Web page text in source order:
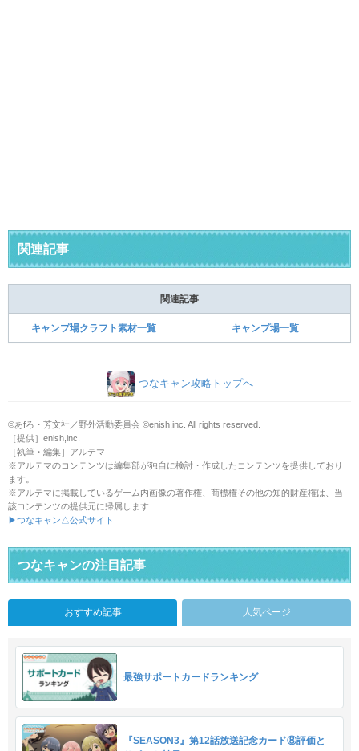
関連記事
関連記事
キャンプ場クラフト素材一覧 キャンプ場一覧
つなキャン攻略トップへ
©あfろ・芳文社／野外活動委員会 ©enish,inc. All rights reserved.
［提供］enish,inc.
［執筆・編集］アルテマ
※アルテマのコンテンツは編集部が独自に検討・作成したコンテンツを提供しており
ます。
※アルテマに掲載しているゲーム内画像の著作権、商標権その他の知的財産権は、当
該コンテンツの提供元に帰属します
▶つなキャン△公式サイト
つなキャンの注目記事
おすすめ記事 人気ページ
最強サポートカードランキング
『SEASON3』第12話放送記念カード⑧評価と